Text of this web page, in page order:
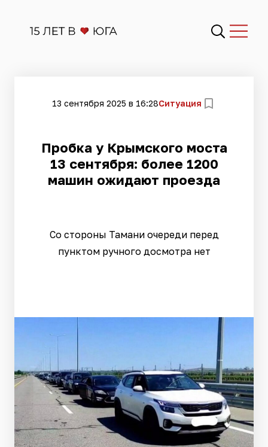
13 сентября 2025 в 16:28Ситуация
Пробка у Крымского моста
13 сентября: более 1200
машин ожидают проезда
Со стороны Тамани очереди перед
пунктом ручного досмотра нет